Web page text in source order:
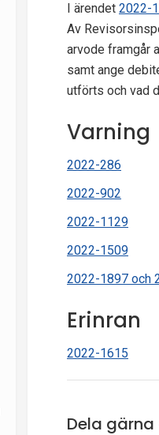
I ärendet 2022-
Av
arvode framgår
samt ange
utförts och vad
Varning
2022-286
2022-902
2022-1129
2022-1509
2022-1897 och
Erinran
2022-1615
Dela